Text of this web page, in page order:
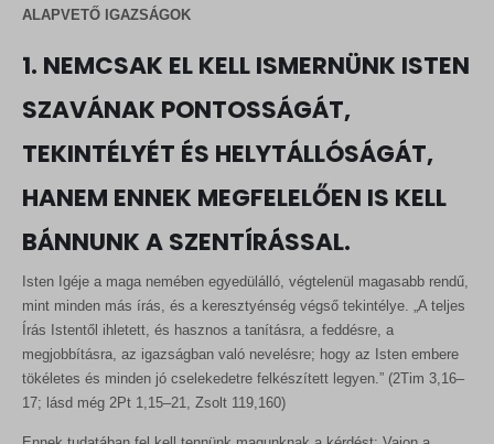
ALAPVETŐ IGAZSÁGOK
1. NEMCSAK EL KELL ISMERNÜNK ISTEN
SZAVÁNAK PONTOSSÁGÁT,
TEKINTÉLYÉT ÉS HELYTÁLLÓSÁGÁT,
HANEM ENNEK MEGFELELŐEN IS KELL
BÁNNUNK A SZENTÍRÁSSAL.
Isten Igéje a maga nemében egyedülálló, végtelenül magasabb rendű,
mint minden más írás, és a keresztyénség végső tekintélye. „A teljes
Írás Istentől ihletett, és hasznos a tanításra, a feddésre, a
megjobbításra, az igazságban való nevelésre; hogy az Isten embere
tökéletes és minden jó cselekedetre felkészített legyen.” (2Tim 3,16–
17; lásd még 2Pt 1,15–21, Zsolt 119,160)